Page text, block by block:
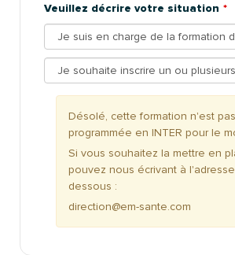
Veuillez décrire votre situation
Désolé, cette formation n'est pas
programmée en INTER pour le
Si vous souhaitez la mettre en
pouvez nous écrivant à
dessous :
direction@em-sante.com